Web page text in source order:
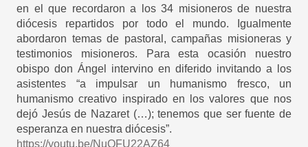
en el que recordaron a los 34 misioneros de nuestra
diócesis repartidos por todo el mundo. Igualmente
abordaron temas de pastoral, campañas misioneras y
testimonios misioneros. Para esta ocasión nuestro
obispo don Ángel intervino en diferido invitando a los
asistentes “a impulsar un humanismo fresco, un
humanismo creativo inspirado en los valores que nos
dejó Jesús de Nazaret (…); tenemos que ser fuente de
esperanza en nuestra diócesis”.
https://youtu.be/NuQFU22AZ64